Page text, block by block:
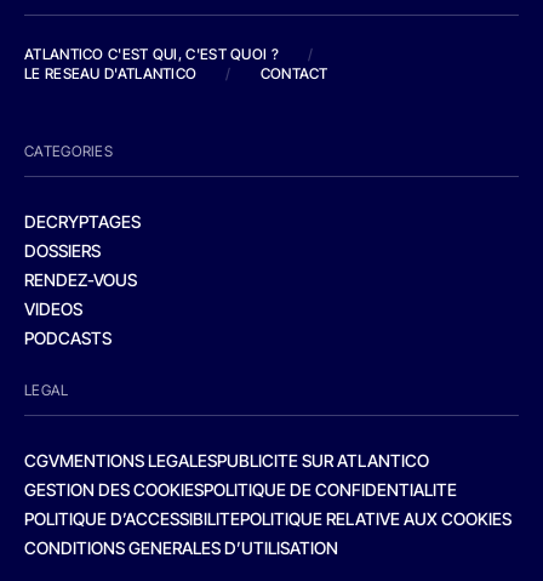
ATLANTICO C'EST QUI, C'EST QUOI ?
/
LE RESEAU D'ATLANTICO
/ CONTACT
CATEGORIES
DECRYPTAGES
DOSSIERS
RENDEZ-VOUS
VIDEOS
PODCASTS
LEGAL
CGVMENTIONS LEGALESPUBLICITE SUR ATLANTICO
GESTION DES COOKIESPOLITIQUE DE CONFIDENTIALITE
POLITIQUE D’ACCESSIBILITEPOLITIQUE RELATIVE AUX COOKIES
CONDITIONS GENERALES D’UTILISATION